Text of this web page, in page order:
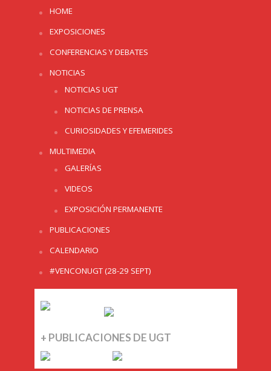
HOME
EXPOSICIONES
CONFERENCIAS Y DEBATES
NOTICIAS
NOTICIAS UGT
NOTICIAS DE PRENSA
CURIOSIDADES Y EFEMERIDES
MULTIMEDIA
GALERÍAS
VIDEOS
EXPOSICIÓN PERMANENTE
PUBLICACIONES
CALENDARIO
#VENCONUGT (28-29 SEPT)
+ PUBLICACIONES DE UGT